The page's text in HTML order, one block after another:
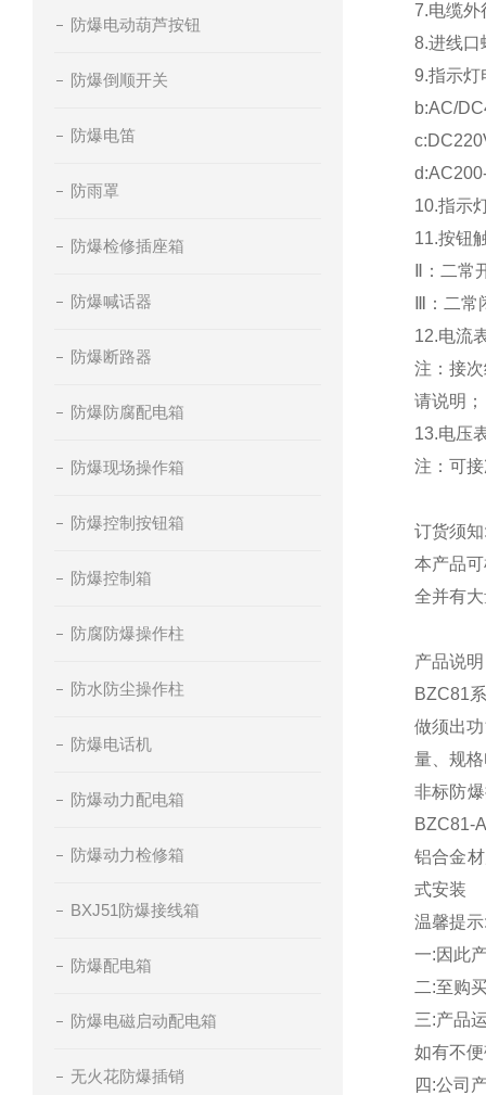
防爆电动葫芦按钮
防爆倒顺开关
防爆电笛
防雨罩
防爆检修插座箱
防爆喊话器
防爆断路器
防爆防腐配电箱
防爆现场操作箱
防爆控制按钮箱
防爆控制箱
防腐防爆操作柱
防水防尘操作柱
防爆电话机
防爆动力配电箱
防爆动力检修箱
BXJ51防爆接线箱
防爆配电箱
防爆电磁启动配电箱
无火花防爆插销
7.电缆
8.进线口
9.指示
b:AC/
10.指示
11.按钮
Ⅱ：二常
Ⅲ：二常
12.电流
注：接
请说明；
13.电压
注：可
订货须
本产品
全并有
产品说明
BZC81
做须出
量、规
非标防
BZC81-
铝合金
式安装
温馨提示
一:因此
二:至购
三:产品
如有不
四:公司